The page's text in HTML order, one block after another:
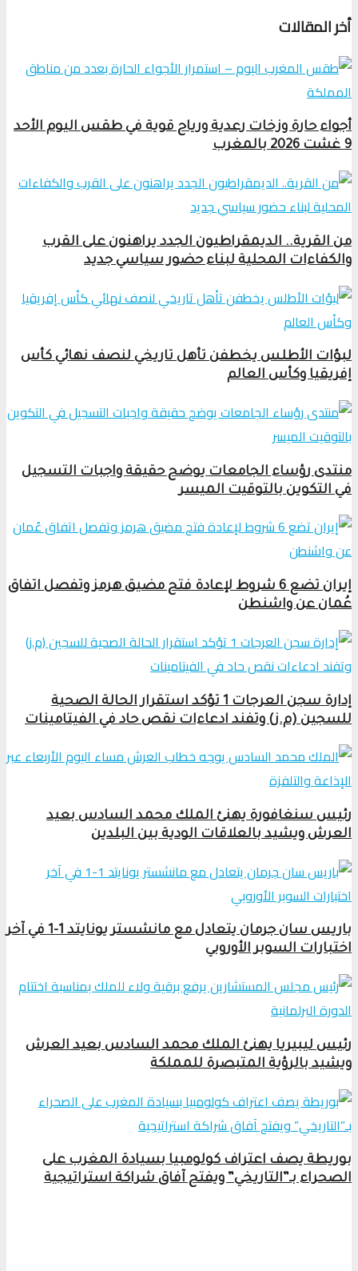
أخر المقالات
أجواء حارة وزخات رعدية ورياح قوية في طقس اليوم الأحد
9 غشت 2026 بالمغرب
من القرية.. الديمقراطيون الجدد يراهنون على القرب
والكفاءات المحلية لبناء حضور سياسي جديد
لبؤات الأطلس يخطفن تأهل تاريخي لنصف نهائي كأس
إفريقيا وكأس العالم
منتدى رؤساء الجامعات يوضح حقيقة واجبات التسجيل
في التكوين بالتوقيت الميسر
إيران تضع 6 شروط لإعادة فتح مضيق هرمز وتفصل اتفاق
عُمان عن واشنطن
إدارة سجن العرجات 1 تؤكد استقرار الحالة الصحية
للسجين (م.ز) وتفند ادعاءات نقص حاد في الفيتامينات
رئيس سنغافورة يهنئ الملك محمد السادس بعيد
العرش ويشيد بالعلاقات الودية بين البلدين
باريس سان جرمان يتعادل مع مانشستر يونايتد 1-1 في آخر
اختبارات السوبر الأوروبي
رئيس ليبيريا يهنئ الملك محمد السادس بعيد العرش
ويشيد بالرؤية المتبصرة للمملكة
بوريطة يصف اعتراف كولومبيا بسيادة المغرب على
الصحراء بـ”التاريخي” ويفتح آفاق شراكة استراتيجية